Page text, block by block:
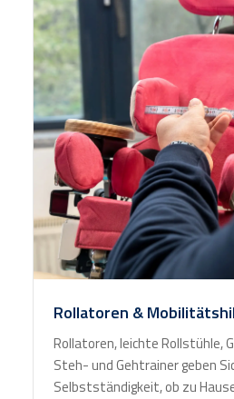
Rollatoren &
Rollatoren, leichte Rollstühle,
Steh- und Gehtrainer geben
Selbstständigkeit, ob zu